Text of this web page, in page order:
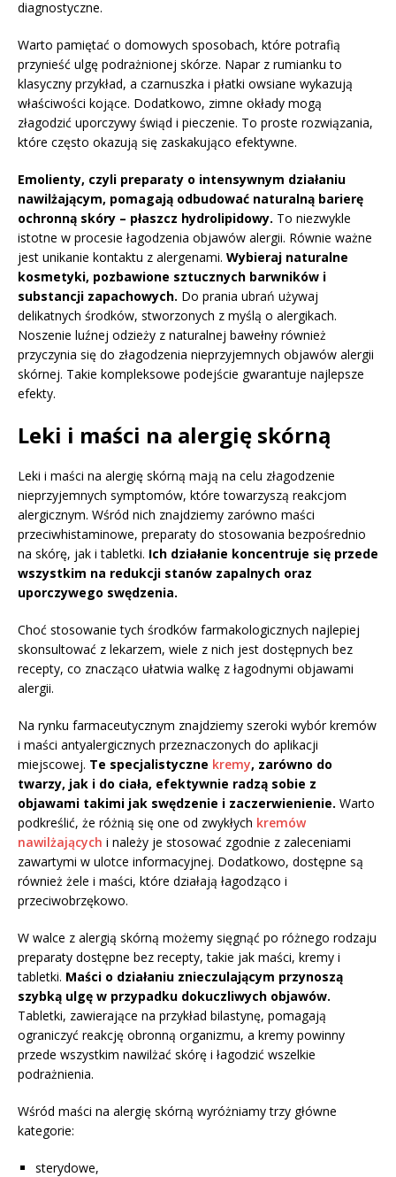
diagnostyczne.
Warto pamiętać o domowych sposobach, które potrafią
przynieść ulgę podrażnionej skórze. Napar z rumianku to
klasyczny przykład, a czarnuszka i płatki owsiane wykazują
właściwości kojące. Dodatkowo, zimne okłady mogą
złagodzić uporczywy świąd i pieczenie. To proste rozwiązania,
które często okazują się zaskakująco efektywne.
Emolienty, czyli preparaty o intensywnym działaniu
nawilżającym, pomagają odbudować naturalną barierę
ochronną skóry – płaszcz hydrolipidowy. To niezwykle
istotne w procesie łagodzenia objawów alergii. Równie ważne
jest unikanie kontaktu z alergenami. Wybieraj naturalne
kosmetyki, pozbawione sztucznych barwników i
substancji zapachowych. Do prania ubrań używaj
delikatnych środków, stworzonych z myślą o alergikach.
Noszenie luźnej odzieży z naturalnej bawełny również
przyczynia się do złagodzenia nieprzyjemnych objawów alergii
skórnej. Takie kompleksowe podejście gwarantuje najlepsze
efekty.
Leki i maści na alergię skórną
Leki i maści na alergię skórną mają na celu złagodzenie
nieprzyjemnych symptomów, które towarzyszą reakcjom
alergicznym. Wśród nich znajdziemy zarówno maści
przeciwhistaminowe, preparaty do stosowania bezpośrednio
na skórę, jak i tabletki. Ich działanie koncentruje się przede
wszystkim na redukcji stanów zapalnych oraz
uporczywego swędzenia.
Choć stosowanie tych środków farmakologicznych najlepiej
skonsultować z lekarzem, wiele z nich jest dostępnych bez
recepty, co znacząco ułatwia walkę z łagodnymi objawami
alergii.
Na rynku farmaceutycznym znajdziemy szeroki wybór kremów
i maści antyalergicznych przeznaczonych do aplikacji
miejscowej. Te specjalistyczne kremy, zarówno do
twarzy, jak i do ciała, efektywnie radzą sobie z
objawami takimi jak swędzenie i zaczerwienienie. Warto
podkreślić, że różnią się one od zwykłych kremów
nawilżających i należy je stosować zgodnie z zaleceniami
zawartymi w ulotce informacyjnej. Dodatkowo, dostępne są
również żele i maści, które działają łagodząco i
przeciwobrzękowo.
W walce z alergią skórną możemy sięgnąć po różnego rodzaju
preparaty dostępne bez recepty, takie jak maści, kremy i
tabletki. Maści o działaniu znieczulającym przynoszą
szybką ulgę w przypadku dokuczliwych objawów.
Tabletki, zawierające na przykład bilastynę, pomagają
ograniczyć reakcję obronną organizmu, a kremy powinny
przede wszystkim nawilżać skórę i łagodzić wszelkie
podrażnienia.
Wśród maści na alergię skórną wyróżniamy trzy główne
kategorie:
sterydowe,